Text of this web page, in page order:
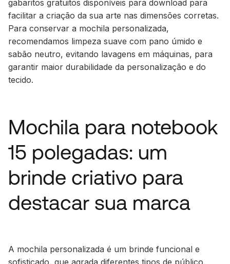
gabaritos gratuitos disponíveis para download para
facilitar a criação da sua arte nas dimensões corretas.
Para conservar a mochila personalizada,
recomendamos limpeza suave com pano úmido e
sabão neutro, evitando lavagens em máquinas, para
garantir maior durabilidade da personalização e do
tecido.
Mochila para notebook
15 polegadas: um
brinde criativo para
destacar sua marca
A mochila personalizada é um brinde funcional e
sofisticado, que agrada diferentes tipos de público,